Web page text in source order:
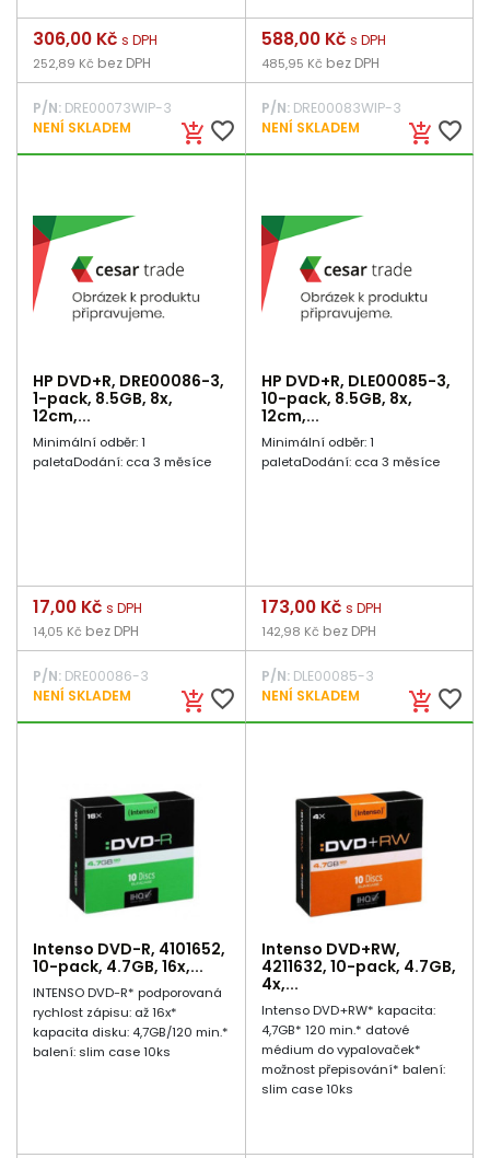
add_shopping_cart favorite_border
Cena
306,00 Kč s DPH
252,89 Kč bez DPH
P/N: DRE00073WIP-3
NENÍ SKLADEM
add_shopping_cart favorite_border
Cena
588,00 Kč s DPH
485,95 Kč bez DPH
P/N:DRE00083WIP-3
NENÍ SKLADEM
HP DVD+R, DRE00086-3,
1-pack, 8.5GB, 8x,
12cm,...
Minimální odběr: 1
paletaDodání: cca 3 měsíce
add_shopping_cart favorite_border
Cena
17,00 Kč s DPH
14,05 Kč bez DPH
P/N: DRE00086-3
NENÍ SKLADEM
HP DVD+R, DLE00085-3,
10-pack, 8.5GB, 8x,
12cm,...
Minimální odběr: 1
paletaDodání: cca 3 měsíce
add_shopping_cart favorite_border
Cena
173,00 Kč s DPH
142,98 Kč bez DPH
P/N:DLE00085-3
NENÍ SKLADEM
Intenso DVD-R, 4101652,
10-pack, 4.7GB, 16x,...
INTENSO DVD-R* podporovaná
rychlost zápisu: až 16x*
kapacita disku: 4,7GB/120 min.*
balení: slim case 10ks
Intenso DVD+RW,
4211632, 10-pack, 4.7GB,
4x,...
Intenso DVD+RW* kapacita:
4,7GB* 120 min.* datové
médium do vypalovaček*
možnost přepisování* balení:
slim case 10ks